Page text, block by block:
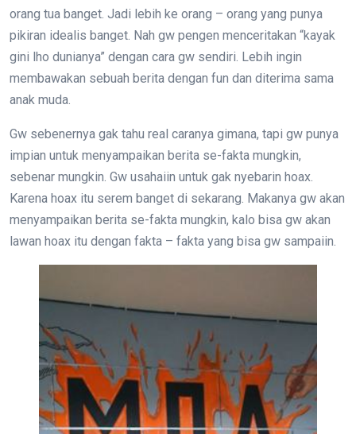
orang tua banget. Jadi lebih ke orang – orang yang punya
pikiran idealis banget. Nah gw pengen menceritakan “kayak
gini lho dunianya” dengan cara gw sendiri. Lebih ingin
membawakan sebuah berita dengan fun dan diterima sama
anak muda.
Gw sebenernya gak tahu real caranya gimana, tapi gw punya
impian untuk menyampaikan berita se-fakta mungkin,
sebenar mungkin. Gw usahaiin untuk gak nyebarin hoax.
Karena hoax itu serem banget di sekarang. Makanya gw akan
menyampaikan berita se-fakta mungkin, kalo bisa gw akan
lawan hoax itu dengan fakta – fakta yang bisa gw sampaiin.